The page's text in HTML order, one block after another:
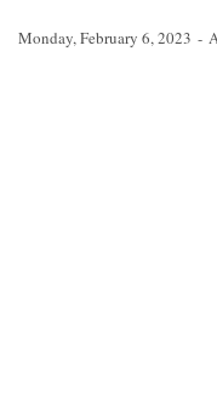
Monday, February 6, 2023